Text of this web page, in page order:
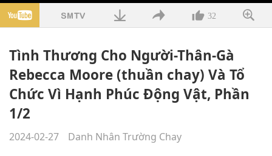
32
Tình Thương Cho Người-Thân-Gà
Rebecca Moore (thuần chay) Và Tổ
Chức Vì Hạnh Phúc Động Vật, Phần
1/2
2024-02-27 Danh Nhân Trường Chay